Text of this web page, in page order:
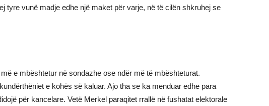
tyre vunë madje edhe një maket për varje, në të cilën shkruhej se
e mbështetur në sondazhe ose ndër më të mbështeturat.
e kohës së kaluar. Ajo tha se ka menduar edhe para
për kancelare. Vetë Merkel paraqitet rrallë në fushatat elektorale